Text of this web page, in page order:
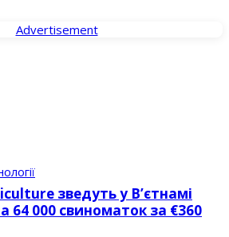
зведуть у В’єтнамі
64 000 свиноматок за €360